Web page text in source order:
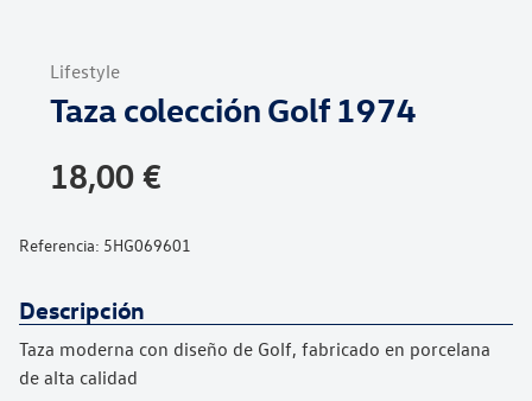
Lifestyle
Taza colección Golf 1974
18,00 €
Referencia: 5HG069601
Descripción
Taza moderna con diseño de Golf, fabricado en porcelana
de alta calidad
comienzo
galería